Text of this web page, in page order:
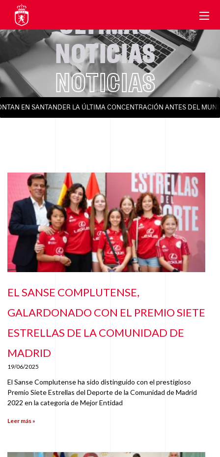
ÚLTIMAS
NOTICIAS
NOTICIAS
EN SANTANDER LA ÚLTIMA CONCENTRACIÓN ANTES DEL
EL SANSE COMPLUTENSE,
GALARDONADO CON EL PREMIO SIETE
ESTRELLAS DE LA COMUNIDAD DE
MADRID
19/06/2025
El Sanse Complutense ha sido distinguido con el prestigioso
Premio Siete Estrellas del Deporte de la Comunidad de Madrid
2022 en la categoría de Mejor Entidad
Leer más »